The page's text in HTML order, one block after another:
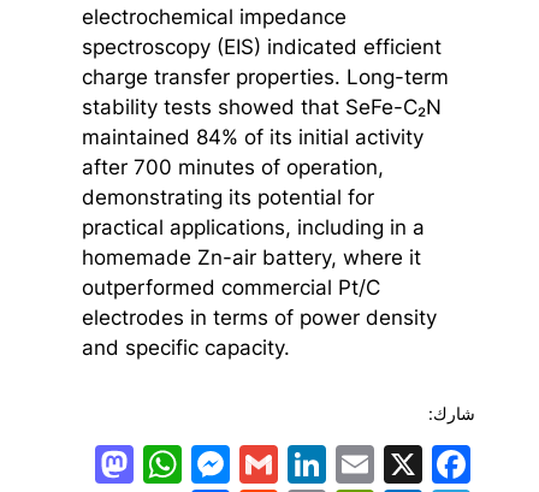
electrochemical impedance
spectroscopy (EIS) indicated efficient
charge transfer properties. Long-term
stability tests showed that SeFe-C₂N
maintained 84% of its initial activity
after 700 minutes of operation,
demonstrating its potential for
practical applications, including in a
homemade Zn-air battery, where it
outperformed commercial Pt/C
electrodes in terms of power density
and specific capacity.
شارك:
Facebook
X
Email
LinkedIn
Gmail